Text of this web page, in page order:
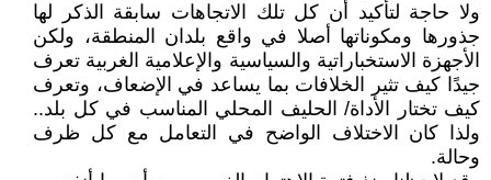
ولا حاجة لتأكيد أن كل تلك الاتجاهات سابقة الذكر لها
جذورها ومكوناتها أصلا في واقع بلدان المنطقة، ولكن
الأجهزة الاستخباراتية والسياسية والإعلامية الغربية تعرف
جيدًا كيف تثير الخلافات بما يساعد في الإضعاف، وتعرف
كيف تختار الأداة/ الحليف المحلي المناسب في كل بلد..
ولذا كان الاختلاف الواضح في التعامل مع كل ظرف
وحالة.